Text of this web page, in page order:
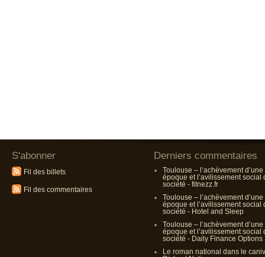
S'abonner
Fil des billets
Fil des commentaires
Derniers commentaires
Toulouse – l’achèvement d’une
époque et l’avilissement social
société - fitnezz.fr
Toulouse – l’achèvement d’une
époque et l’avilissement social
société - Hotel and Sleep
Toulouse – l’achèvement d’une
époque et l’avilissement social
société - Daily Finance Options
Le roman national dans le